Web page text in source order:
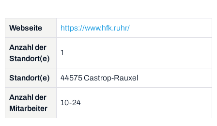
Webseite https://www.hfk.ruhr/
Anzahl der
Standort(e)
1
Standort(e) 44575 Castrop-Rauxel
Anzahl der
Mitarbeiter
10-24